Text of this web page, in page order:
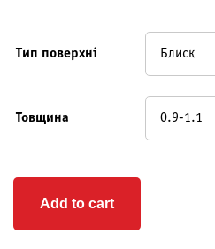
Тип поверхні
Товщина
Add to cart